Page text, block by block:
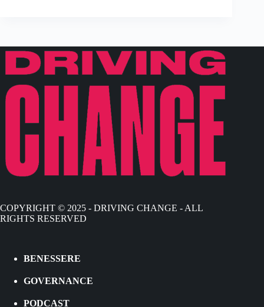
COPYRIGHT © 2025 - DRIVING CHANGE - ALL
RIGHTS RESERVED
BENESSERE
GOVERNANCE
PODCAST